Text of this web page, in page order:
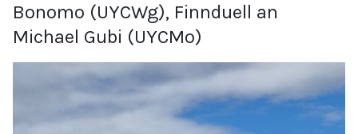
Bonomo (UYCWg), Finnduell an
Michael Gubi (UYCMo)